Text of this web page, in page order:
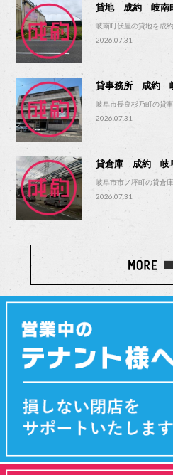
貸地 成約 岐南
岐南町伏屋の貸地を成
2026.07.31
貸事務所 成約
岐阜市長良杉乃町の貸事
2026.07.31
貸倉庫 成約 岐
岐阜市市ノ坪町の貸倉庫
2026.07.31